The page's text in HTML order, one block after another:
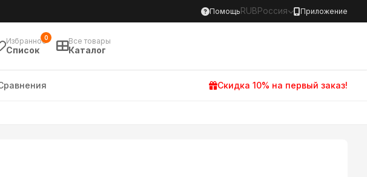
Помощь RUBРоссия Приложение
0
Избранное
Список
Все товары
Каталог
Скидка 10% на первый заказ!